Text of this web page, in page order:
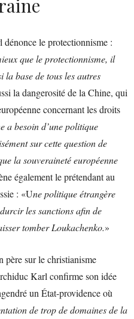
le protectionnisme :
que le protectionnisme, il
base de tous les autres
la dangerosité de la Chine, qui
concernant les droits
a besoin d’une politique
sur cette question de
la souveraineté européenne
également le prétendant au
: «Une politique étrangère
les sanctions afin de
tomber Loukachenko.»
père sur le christianisme
Karl confirme son idée
un État-providence où
de trop de domaines de la